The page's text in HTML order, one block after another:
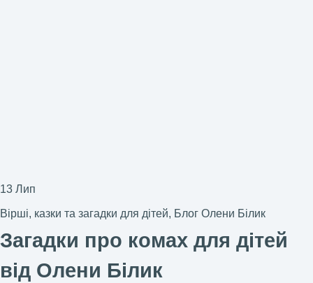
13 Лип
Вірші, казки та загадки для дітей, Блог Олени Білик
Загадки про комах для дітей
від Олени Білик